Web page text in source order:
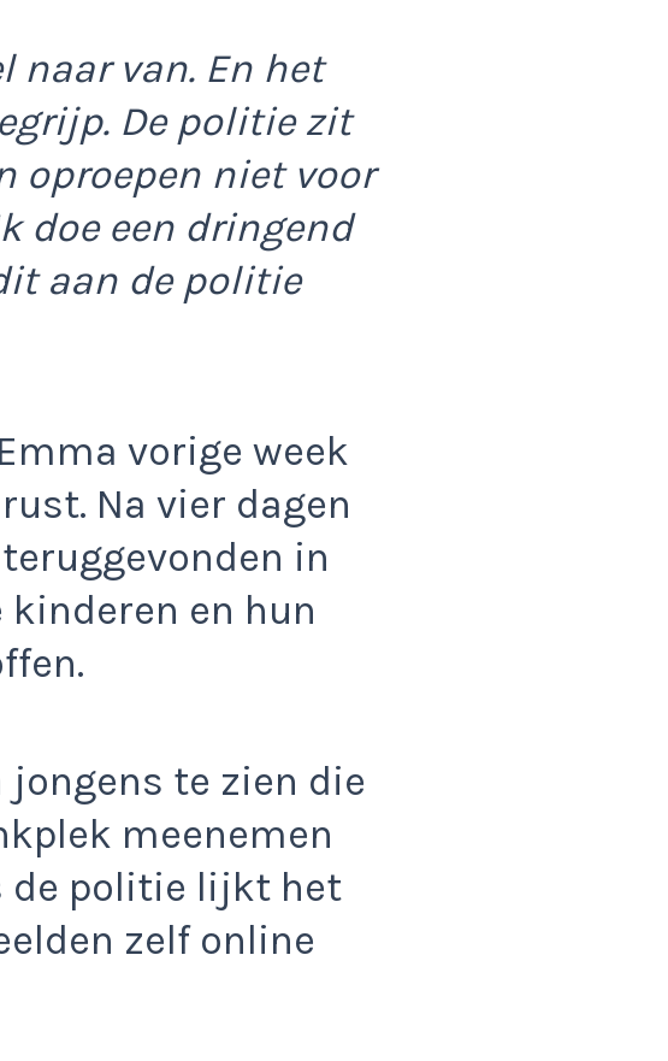
naar van. En het
De politie zit
oproepen niet voor
doe een dringend
aan de politie
vorige week
Na vier dagen
in
kinderen en hun
jongens te zien die
meenemen
de politie lijkt het
zelf online